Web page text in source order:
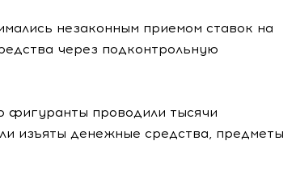
незаконным приемом ставок на
через подконтрольную
фигуранты проводили тысячи
изъяты денежные средства, предметы